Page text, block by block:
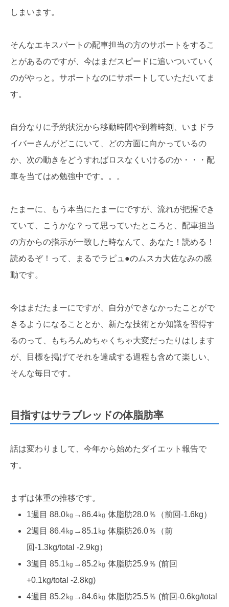
しまいます。
そんなエキスパートの配車担当の方のサポートをするこ
とがあるのですが、今はまだスピードに追いついていく
のがやっと。サポートなのにサポートしていただいてま
す。
自分なりに予約状況から移動時間や到着時刻、いまドラ
イバーさんがどこにいて、どの方面に向かっているの
か、次の動きをどうすればロスなくいけるのか・・・配
車を当てはめ勉強中です。。。
たまーに、もう本当にたまーにですが、流れが把握でき
ていて、こうかな？って思っていたところと、配車担当
の方からの指示が一致した時なんて、あなた！読める！
読めるぞ！って、まるでラピュ●のムスカ大佐なみの感
動です。
今はまだたまーにですが、自分ができなかったことがで
きるようになることとか、新たな技術とか知識を習得す
るのって、もちろんめちゃくちゃ大変だったりはします
が、目標を掲げてそれを達成する過程も含めて楽しい、
そんな毎日です。
目指すはサラブレッドの体脂肪率
話は変わりまして、今年から始めたダイエット報告で
す。
まずは体重の推移です。
1週目 88.0㎏→86.4㎏ 体脂肪28.0％（前回-1.6kg）
2週目 86.4㎏→85.1㎏ 体脂肪26.0％（前
回-1.3kg/total -2.9kg）
3週目 85.1㎏→85.2㎏ 体脂肪25.9％ (前回
+0.1kg/total -2.8kg)
4週目 85.2㎏→84.6㎏ 体脂肪25.5％ (前回-0.6kg/total